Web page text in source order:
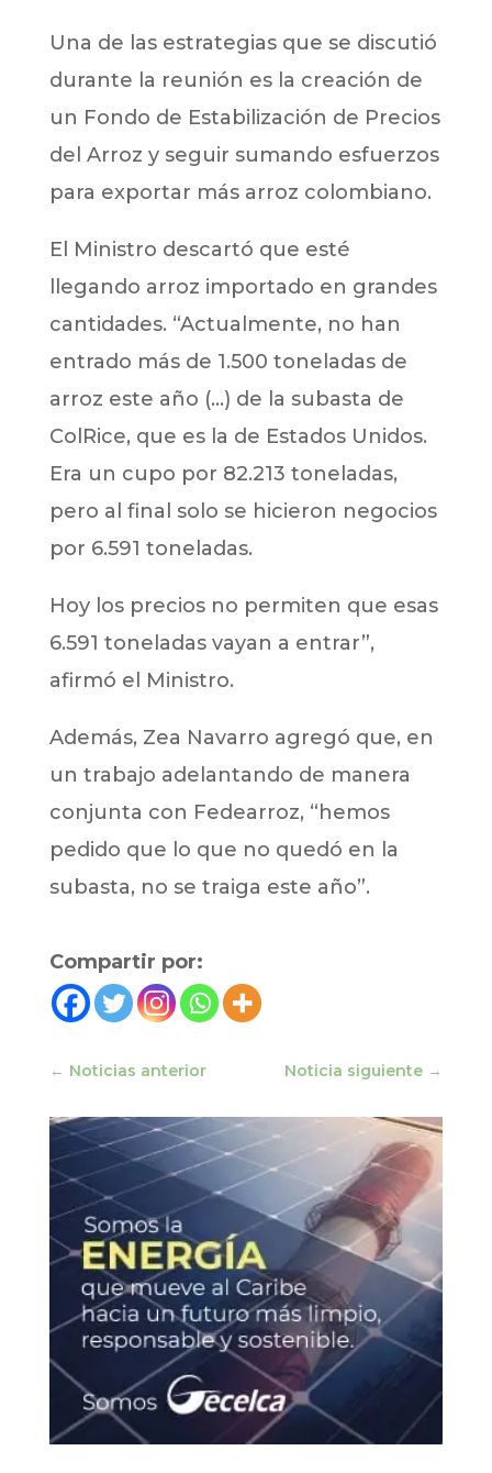
Una de las estrategias que se discutió
durante la reunión es la creación de
un Fondo de Estabilización de Precios
del Arroz y seguir sumando esfuerzos
para exportar más arroz colombiano.
El Ministro descartó que esté
llegando arroz importado en grandes
cantidades. “Actualmente, no han
entrado más de 1.500 toneladas de
arroz este año (…) de la subasta de
ColRice, que es la de Estados Unidos.
Era un cupo por 82.213 toneladas,
pero al final solo se hicieron negocios
por 6.591 toneladas.
Hoy los precios no permiten que esas
6.591 toneladas vayan a entrar”,
afirmó el Ministro.
Además, Zea Navarro agregó que, en
un trabajo adelantando de manera
conjunta con Fedearroz, “hemos
pedido que lo que no quedó en la
subasta, no se traiga este año”.
Compartir por:
← Noticias anterior Noticia siguiente →